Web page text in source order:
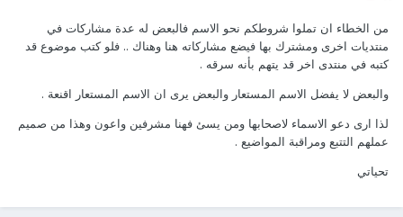
من الخطاء ان تملوا شروطكم نحو الاسم فالبعض له عدة مشاركات في
منتديات اخرى ومشترك بها فيضع مشاركاته هنا وهناك .. فلو كتب موضوع قد
كتبه في منتدى اخر قد يتهم بأنه سرقه .
والبعض لا يفضل الاسم المستعار والبعض يرى ان الاسم المستعار اقنعة .
لذا ارى دعو الاسماء لاصحابها ومن يسئ فهنا مشرفين واعون وهذا من صميم
عملهم التتبع ومراقبة المواضيع .
تحياتي